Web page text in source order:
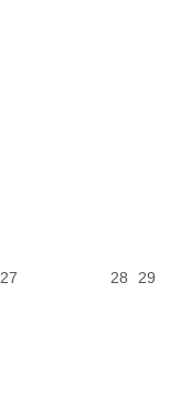
27 28 29